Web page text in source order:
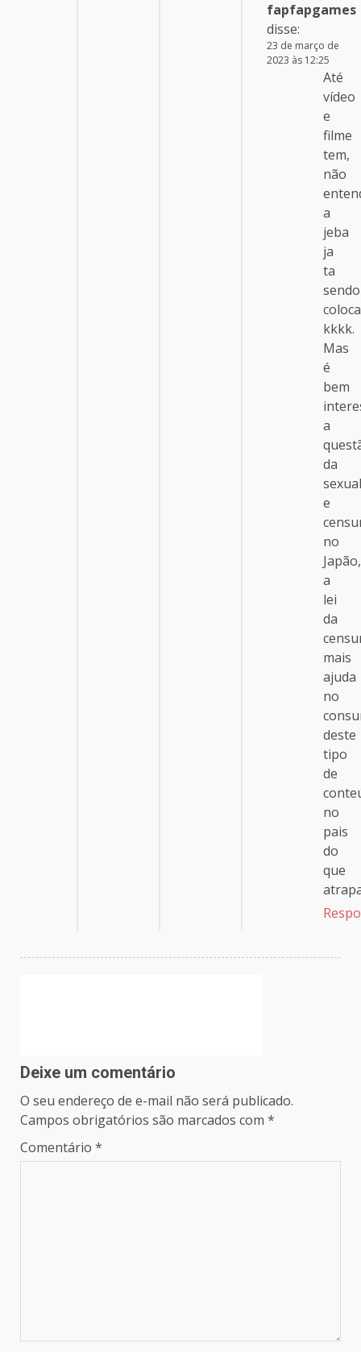
fapfapgames
disse:
23 de março de
2023 às 12:25
Até
vídeo
e
filme
tem,
não
a
jeba
ja
ta
sendo
kkkk.
Mas
é
bem
a
da
e
no
Japão,
a
lei
da
mais
ajuda
no
deste
tipo
de
no
pais
do
que
Deixe um comentário
O seu endereço de e-mail não será publicado.
Campos obrigatórios são marcados com *
Comentário *